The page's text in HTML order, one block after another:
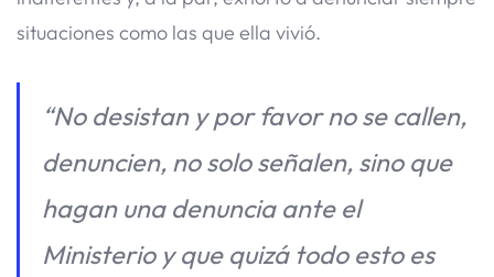
situaciones como las que ella vivió.
“No desistan y por favor no se callen,
denuncien, no solo señalen, sino que
hagan una denuncia ante el
Ministerio y que quizá todo esto es